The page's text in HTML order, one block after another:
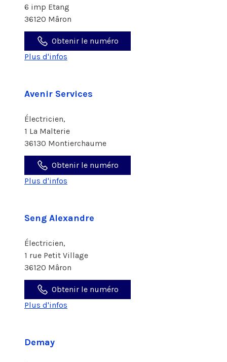
6 imp Etang
36120 Mâron
Obtenir le numéro
Plus d'infos
Avenir Services
Électricien,
1 La Malterie
36130 Montierchaume
Obtenir le numéro
Plus d'infos
Seng Alexandre
Électricien,
1 rue Petit Village
36120 Mâron
Obtenir le numéro
Plus d'infos
Demay